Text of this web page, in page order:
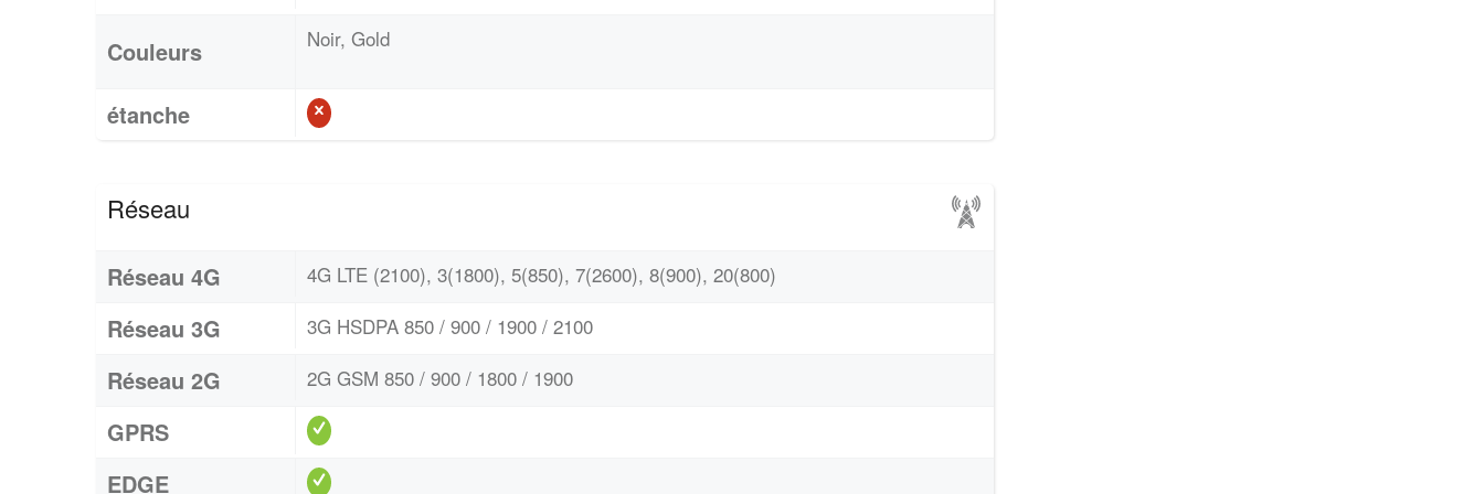
Couleurs
Noir, Gold
étanche
Réseau
Réseau 4G 4G LTE (2100), 3(1800), 5(850), 7(2600), 8(900), 20(800)
Réseau 3G 3G HSDPA 850 / 900 / 1900 / 2100
Réseau 2G 2G GSM 850 / 900 / 1800 / 1900
GPRS
EDGE